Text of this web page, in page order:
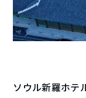
ソウル新羅ホテ